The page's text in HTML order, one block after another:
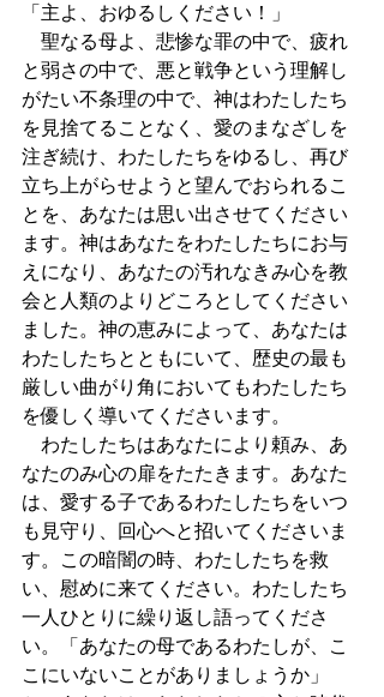
「主よ、おゆるしください！」
聖なる母よ、悲惨な罪の中で、疲れ
と弱さの中で、悪と戦争という理解し
がたい不条理の中で、神はわたしたち
を見捨てることなく、愛のまなざしを
注ぎ続け、わたしたちをゆるし、再び
立ち上がらせようと望んでおられるこ
とを、あなたは思い出させてください
ます。神はあなたをわたしたちにお与
えになり、あなたの汚れなきみ心を教
会と人類のよりどころとしてください
ました。神の恵みによって、あなたは
わたしたちとともにいて、歴史の最も
厳しい曲がり角においてもわたしたち
を優しく導いてくださいます。
わたしたちはあなたにより頼み、あ
なたのみ心の扉をたたきます。あなた
は、愛する子であるわたしたちをいつ
も見守り、回心へと招いてくださいま
す。この暗闇の時、わたしたちを救
い、慰めに来てください。わたしたち
一人ひとりに繰り返し語ってくださ
い。「あなたの母であるわたしが、こ
こにいないことがありましょうか」